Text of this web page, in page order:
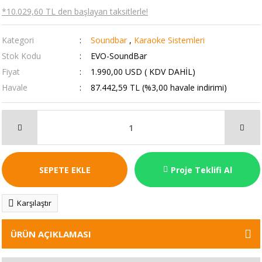
*10.029,60 TL den başlayan taksitlerle!
Kategori Soundbar , Karaoke Sistemleri
Stok Kodu
EVO-SoundBar
Fiyat
1.990,00 USD ( KDV DAHİL)
Havale
87.442,59 TL (%3,00 havale indirimi)
SEPETE EKLE Proje Teklifi Al
Karşılaştır
ÜRÜN AÇIKLAMASI